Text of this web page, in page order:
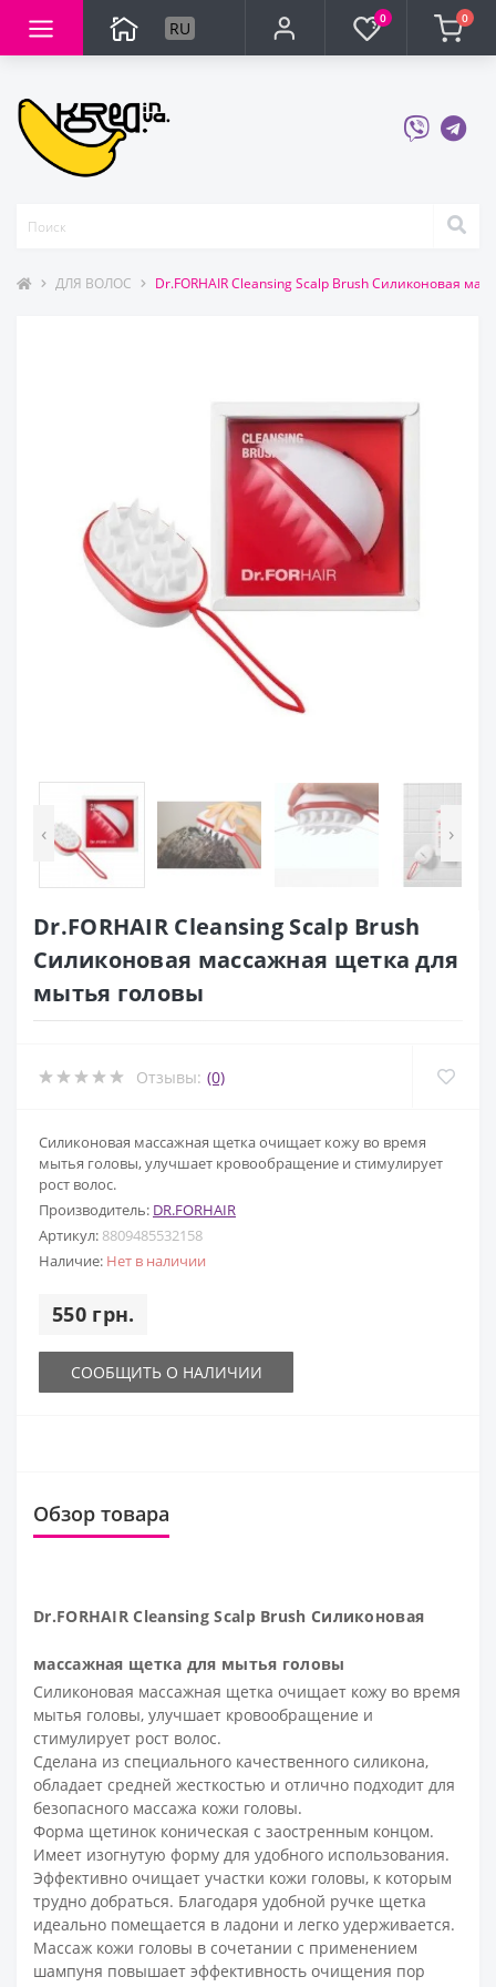
RU 0 0
ДЛЯ ВОЛОС Dr.FORHAIR Cleansing Scalp Brush Силиконовая
‹ ›
Dr.FORHAIR Cleansing Scalp Brush
Силиконовая массажная щетка для
мытья головы
Отзывы: (0)
Силиконовая массажная щетка очищает кожу во время
мытья головы, улучшает кровообращение и стимулирует
рост волос.
Производитель: DR.FORHAIR
Артикул: 8809485532158
Наличие: Нет в наличии
550 грн.
СООБЩИТЬ О НАЛИЧИИ
Обзор товара
Dr.FORHAIR Cleansing Scalp Brush Силиконовая
массажная щетка для мытья головы
Силиконовая массажная щетка очищает кожу во время
мытья головы, улучшает кровообращение и
стимулирует рост волос.
Сделана из специального качественного силикона,
обладает средней жесткостью и отлично подходит для
безопасного массажа кожи головы.
Форма щетинок коническая с заостренным концом.
Имеет изогнутую форму для удобного использования.
Эффективно очищает участки кожи головы, к которым
трудно добраться. Благодаря удобной ручке щетка
идеально помещается в ладони и легко удерживается.
Массаж кожи головы в сочетании с применением
шампуня повышает эффективность очищения пор